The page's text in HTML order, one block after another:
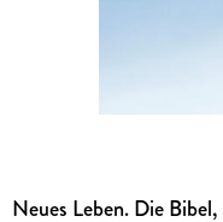
Neues Leben. Die